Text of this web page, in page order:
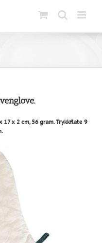
x 2 cm, 56 gram. Trykkflate 9